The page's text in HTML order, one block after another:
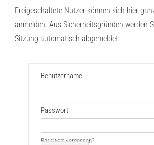
Freigeschaltete Nutzer können sich hier
anmelden. Aus Sicherheitsgründen werden
Sitzung automatisch abgemeldet.
Benutzername
Passwort
Passwort vergessen?